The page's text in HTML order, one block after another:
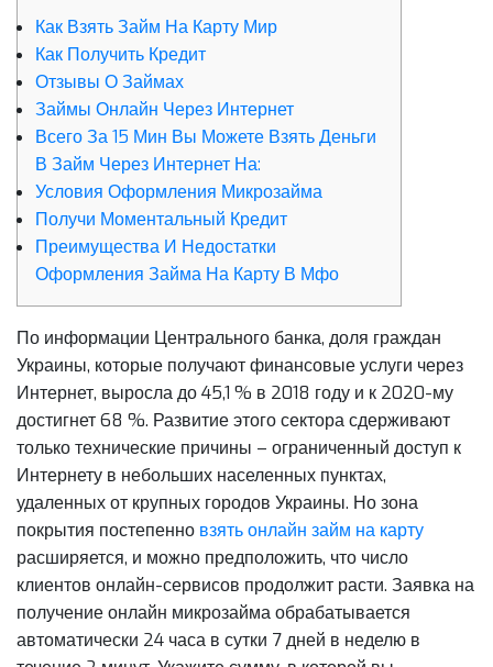
Как Взять Займ На Карту Мир
Как Получить Кредит
Отзывы О Займах
Займы Онлайн Через Интернет
Всего За 15 Мин Вы Можете Взять Деньги
В Займ Через Интернет На:
Условия Оформления Микрозайма
Получи Моментальный Кредит
Преимущества И Недостатки
Оформления Займа На Карту В Мфо
По информации Центрального банка, доля граждан
Украины, которые получают финансовые услуги через
Интернет, выросла до 45,1 % в 2018 году и к 2020-му
достигнет 68 %. Развитие этого сектора сдерживают
только технические причины – ограниченный доступ к
Интернету в небольших населенных пунктах,
удаленных от крупных городов Украины. Но зона
покрытия постепенно взять онлайн займ на карту
расширяется, и можно предположить, что число
клиентов онлайн-сервисов продолжит расти. Заявка на
получение онлайн микрозайма обрабатывается
автоматически 24 часа в сутки 7 дней в неделю в